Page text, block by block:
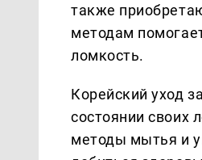
также
методам
ломкость.
Корейский уход
состоянии
методы мытья и